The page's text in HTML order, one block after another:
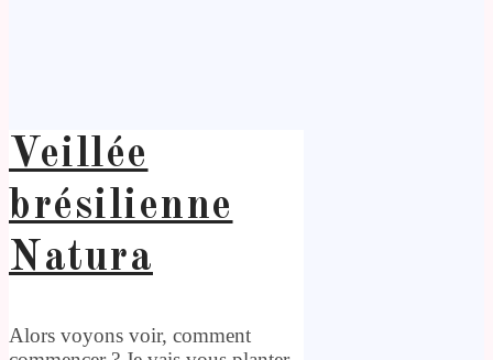
Veillée
brésilienne
Natura
Alors voyons voir, comment